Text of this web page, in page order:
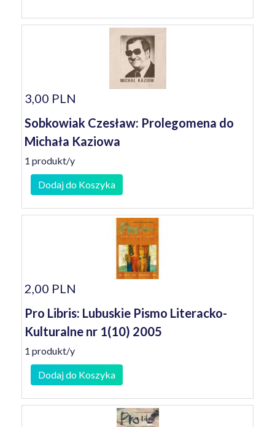
3,00 PLN
Sobkowiak Czesław: Prolegomena do
Michała Kaziowa
1 produkt/y
Dodaj do Koszyka
2,00 PLN
Pro Libris: Lubuskie Pismo Literacko-
Kulturalne nr 1(10) 2005
1 produkt/y
Dodaj do Koszyka